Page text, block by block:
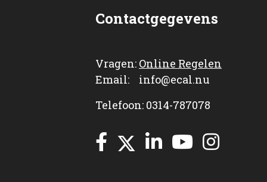
Contactgegevens
Vragen: Online Regelen
Email: info@ecal.nu
Telefoon: 0314-787078